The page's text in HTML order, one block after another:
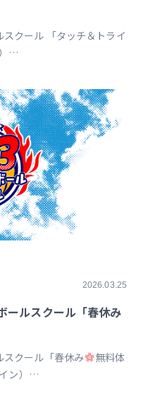
クール 「タッチ＆トライ
2026.03.25
ールスクール「春休み
スクール「春休み
無料体
ン）